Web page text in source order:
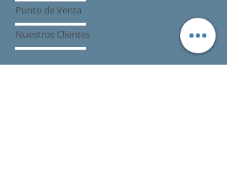
Punto de Venta
Nuestros Clientes